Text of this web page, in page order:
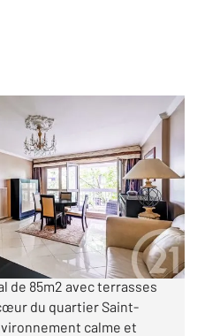
à vendre
€
- Passage Gambetta :
de 85m2 avec terrasses
du quartier Saint-
calme et